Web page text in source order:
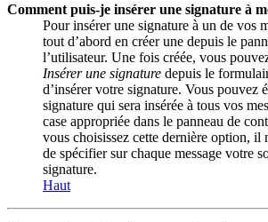
Comment puis-je insérer une signature à
Pour insérer une signature à un de vos
tout d’abord en créer une depuis le
l’utilisateur. Une fois créée, vous
Insérer une signature depuis le
d’insérer votre signature. Vous pouvez
signature qui sera insérée à tous vos
case appropriée dans le panneau de
vous choisissez cette dernière option, il
de spécifier sur chaque message votre
signature.
Haut